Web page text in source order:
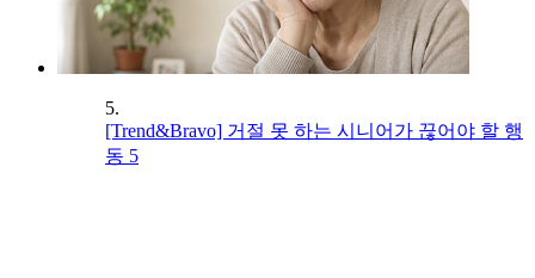
5.
[Trend&Bravo] 거절 못 하는 시니어가 끊어야 할 행
동 5